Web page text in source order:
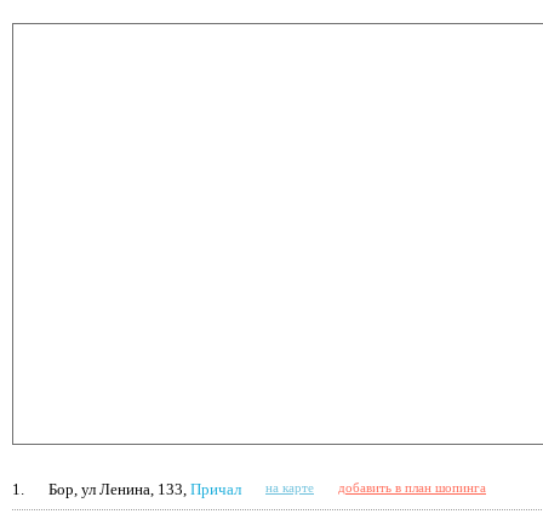
1. Бор, ул Ленина, 133, Причал на карте добавить в план шопинга